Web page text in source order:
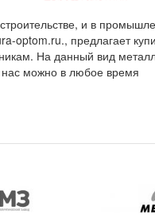
и в
optom.ru., предлагает
На данный вид
можно в любое время